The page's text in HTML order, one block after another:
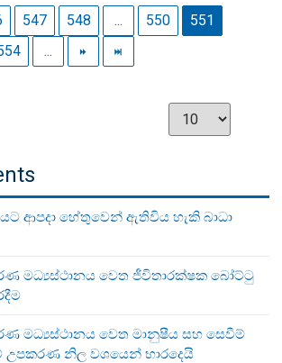
547 548 ... 550
551
...
ආපදා හේතුවෙන් ඇතිවිය හැකි බාධා
මධ්‍යස්ථානය වෙත ජීවිතාරක්ෂක බෝට්ටු
මධ්‍යස්ථානය වෙත මානුෂීය සහ සෙවීම්
උපකරණ නිල වශයෙන් භාරදෙයි